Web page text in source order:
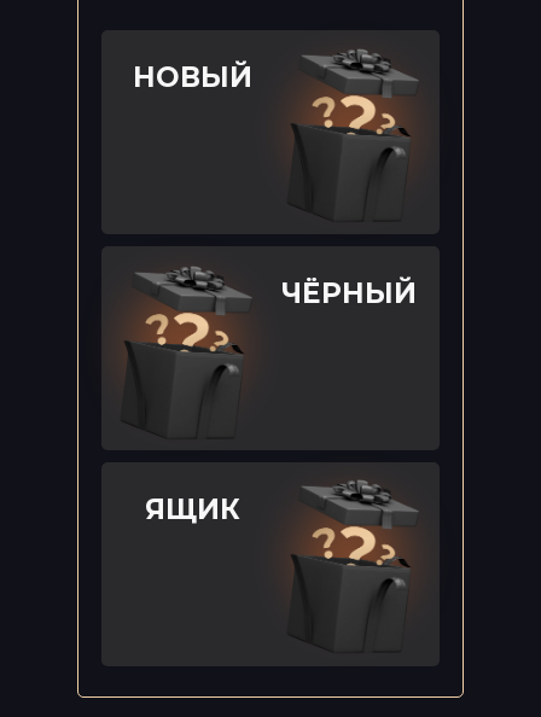
НОВЫЙ
ЧЁРНЫЙ
ЯЩИК
для руководителей и
собственников бизнеса
Самые востребованные
программы
предпринимателей
Ограниченное
количество мести 3-
дневное окно продаж